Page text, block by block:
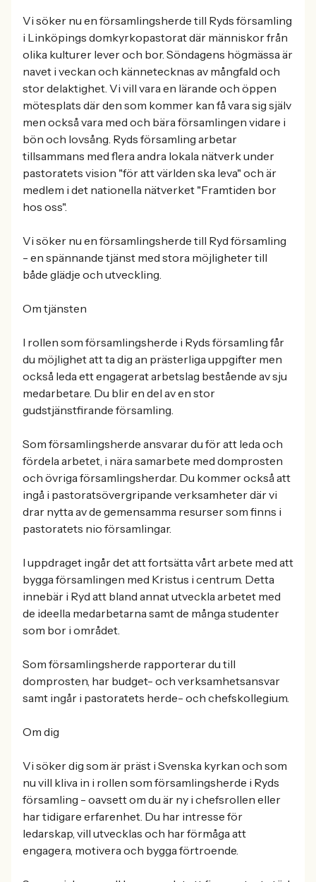
Vi söker nu en församlingsherde till Ryds församling
i Linköpings domkyrkopastorat där människor från
olika kulturer lever och bor. Söndagens högmässa är
navet i veckan och kännetecknas av mångfald och
stor delaktighet. Vi vill vara en lärande och öppen
mötesplats där den som kommer kan få vara sig själv
men också vara med och bära församlingen vidare i
bön och lovsång. Ryds församling arbetar
tillsammans med flera andra lokala nätverk under
pastoratets vision "för att världen ska leva" och är
medlem i det nationella nätverket "Framtiden bor
hos oss".
Vi söker nu en församlingsherde till Ryd församling
- en spännande tjänst med stora möjligheter till
både glädje och utveckling.
Om tjänsten
I rollen som församlingsherde i Ryds församling får
du möjlighet att ta dig an prästerliga uppgifter men
också leda ett engagerat arbetslag bestående av sju
medarbetare. Du blir en del av en stor
gudstjänstfirande församling.
Som församlingsherde ansvarar du för att leda och
fördela arbetet, i nära samarbete med domprosten
och övriga församlingsherdar. Du kommer också att
ingå i pastoratsövergripande verksamheter där vi
drar nytta av de gemensamma resurser som finns i
pastoratets nio församlingar.
I uppdraget ingår det att fortsätta vårt arbete med att
bygga församlingen med Kristus i centrum. Detta
innebär i Ryd att bland annat utveckla arbetet med
de ideella medarbetarna samt de många studenter
som bor i området.
Som församlingsherde rapporterar du till
domprosten, har budget- och verksamhetsansvar
samt ingår i pastoratets herde- och chefskollegium.
Om dig
Vi söker dig som är präst i Svenska kyrkan och som
nu vill kliva in i rollen som församlingsherde i Ryds
församling - oavsett om du är ny i chefsrollen eller
har tidigare erfarenhet. Du har intresse för
ledarskap, vill utvecklas och har förmåga att
engagera, motivera och bygga förtroende.